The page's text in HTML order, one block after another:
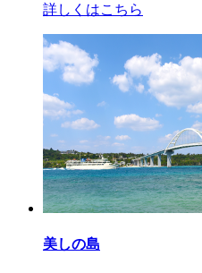
詳しくはこちら
美しの島